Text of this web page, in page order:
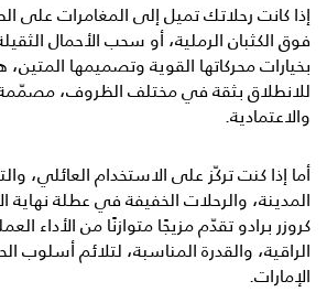
إذا كانت رحلاتك تميل إلى المغامرات على
فوق الكثبان الرملية، أو سحب الأحمال
بخيارات محركاتها القوية وتصميمها المتين،
للانطلاق بثقة في مختلف الظروف،
والاعتمادية.
أما إذا كنت تركّز على الاستخدام العائلي،
المدينة، والرحلات الخفيفة في عطلة نهاية
كروزر برادو تقدّم مزيجًا متوازنًا من الأداء
الراقية، والقدرة المناسبة، لتلائم أسلوب
الإمارات.